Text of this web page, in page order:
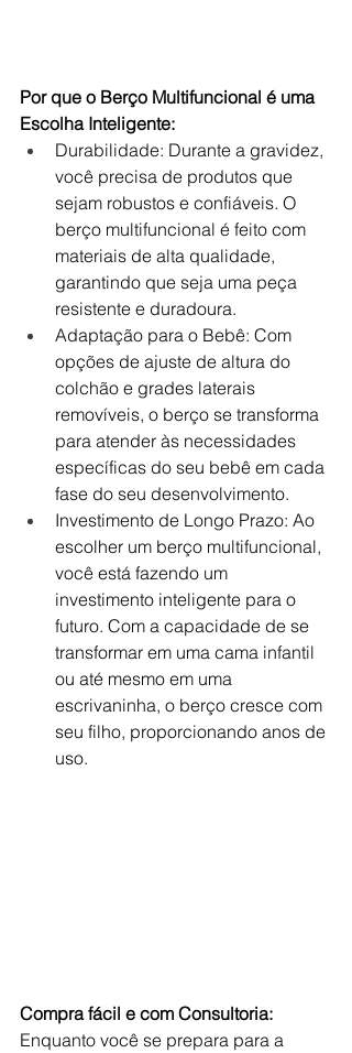
Por que o Berço Multifuncional é uma
Escolha Inteligente:
Durabilidade: Durante a gravidez,
você precisa de produtos que
sejam robustos e confiáveis. O
berço multifuncional é feito com
materiais de alta qualidade,
garantindo que seja uma peça
resistente e duradoura.
Adaptação para o Bebê: Com
opções de ajuste de altura do
colchão e grades laterais
removíveis, o berço se transforma
para atender às necessidades
específicas do seu bebê em cada
fase do seu desenvolvimento.
Investimento de Longo Prazo: Ao
escolher um berço multifuncional,
você está fazendo um
investimento inteligente para o
futuro. Com a capacidade de se
transformar em uma cama infantil
ou até mesmo em uma
escrivaninha, o berço cresce com
seu filho, proporcionando anos de
uso.
Compra fácil e com Consultoria:
Enquanto você se prepara para a